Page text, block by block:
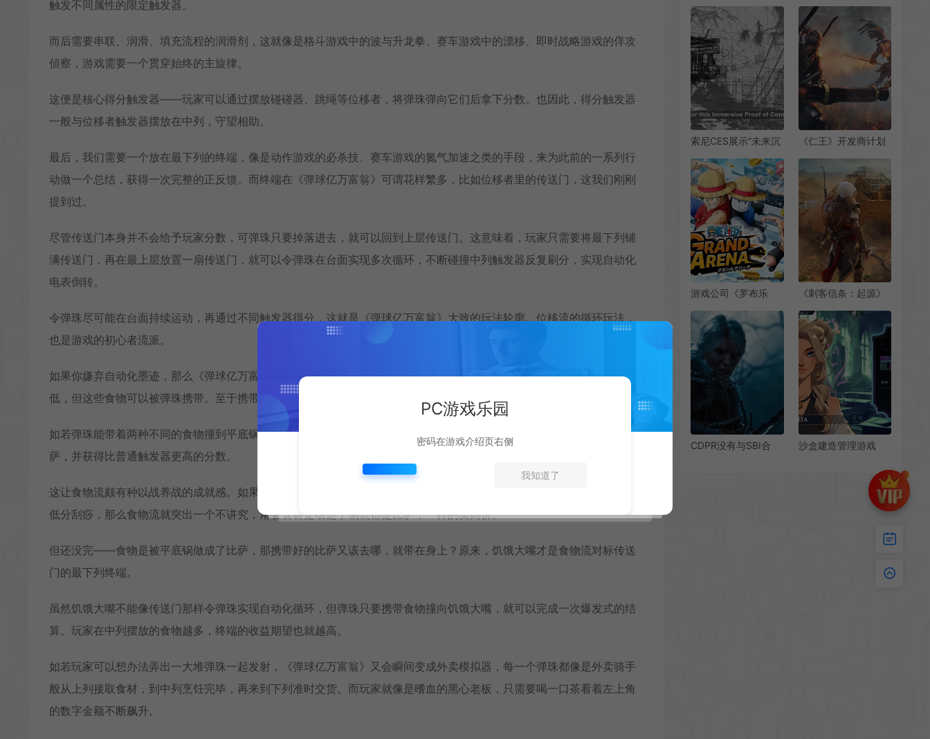
触发不同属性的限定触发器。
而后需要串联、润滑、填充流程的润滑剂，这就像是格斗游戏中的波与升龙拳、赛车游戏中的漂移、即时战略游戏的佯攻
侦察，游戏需要一个贯穿始终的主旋律。
这便是核心得分触发器——玩家可以通过摆放碰碰器、跳绳等位移者，将弹珠弹向它们后拿下分数。也因此，得分触发器
一般与位移者触发器摆放在中列，守望相助。
最后，我们需要一个放在最下列的终端，像是动作游戏的必杀技、赛车游戏的氮气加速之类的手段，来为此前的一系列行
动做一个总结，获得一次完整的正反馈。而终端在《弹球亿万富翁》可谓花样繁多，比如位移者里的传送门，这我们刚刚
提到过。
尽管传送门本身并不会给予玩家分数，可弹珠只要掉落进去，就可以回到上层传送门。这意味着，玩家只需要将最下列铺
满传送门，再在最上层放置一扇传送门，就可以令弹珠在台面实现多次循环，不断碰撞中列触发器反复刷分，实现自动化
电表倒转。
令弹珠尽可能在台面持续运动，再通过不同触发器得分，这就是《弹球亿万富翁》大致的玩法轮廓。位移流的循环玩法，
也是游戏的初心者流派。
如果你嫌弃自动化墨迹，那么《弹球亿万富翁》还有足够简单暴力的食物流——食物类触发器的得分会比其他触发器更
低，但这些食物可以被弹珠携带。至于携带食物做什么……当然是做菜呀。
如若弹珠能带着两种不同的食物撞到平底锅，就可以在其周围生成一张比萨，每当弹珠碰向比萨时，又可以带走一块比
萨，并获得比普通触发器更高的分数。
这让食物流颇有种以战养战的成就感。如果说，位移流的强度全仰赖于中列触发器的质量，一旦触发器质量低玩家就只能
低分刮痧，那么食物流就突出一个不讲究，甭管食材是啥进了锅就都是比萨，一样的卖高价。
但还没完——食物是被平底锅做成了比萨，那携带好的比萨又该去哪，就带在身上？原来，饥饿大嘴才是食物流对标传送
门的最下列终端。
虽然饥饿大嘴不能像传送门那样令弹珠实现自动化循环，但弹珠只要携带食物撞向饥饿大嘴，就可以完成一次爆发式的结
算。玩家在中列摆放的食物越多，终端的收益期望也就越高。
如若玩家可以想办法弄出一大堆弹珠一起发射，《弹球亿万富翁》又会瞬间变成外卖模拟器，每一个弹珠都像是外卖骑手
般从上列接取食材，到中列烹饪完毕，再来到下列准时交货。而玩家就像是嗜血的黑心老板，只需要喝一口茶看着左上角
的数字金额不断飙升。
重制版
索尼CES展示“未来沉
《仁王》开发商计划
游戏公司《罗布乐
入增长29%
《刺客信条：起源》
评轰炸
CDPR没有与SBI合
沙盒建造管理游戏
PC游戏乐园
密码在游戏介绍页右侧
我知道了